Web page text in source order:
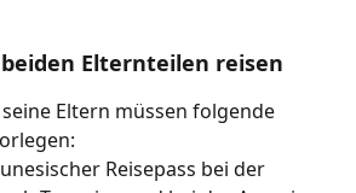
Elternteilen reisen
Eltern müssen folgende
Reisepass bei der